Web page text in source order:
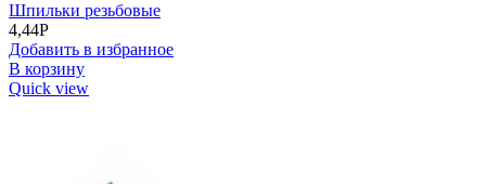
Шпильки резьбовые
4,44Р
Добавить в избранное
В корзину
Quick view